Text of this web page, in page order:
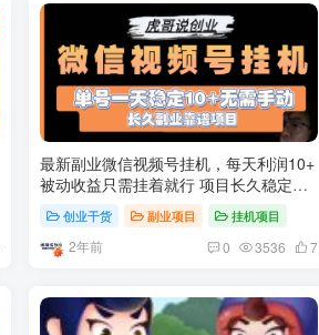
最新副业微信视频号挂机，每天利润10+
被动收益只需挂着就行 项目长久稳定副
业
创业干货 副业项目 挂机项目
2年前 0 3536 7